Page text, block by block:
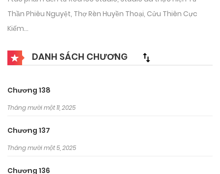
Thần Phiêu Nguyệt, Thợ Rèn Huyền Thoại, Cửu Thiên Cực
Kiếm…
DANH SÁCH CHƯƠNG
Chương 138
Tháng mười một 11, 2025
Chương 137
Tháng mười một 5, 2025
Chương 136